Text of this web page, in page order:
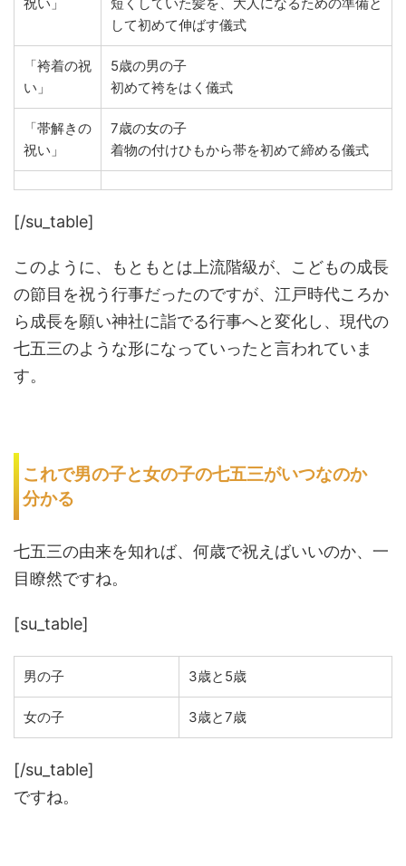
して初めて伸ばす儀式
「袴着の祝
い」
5歳の男の子
初めて袴をはく儀式
「帯解きの
祝い」
7歳の女の子
着物の付けひもから帯を初めて締める儀式
[/su_table]
このように、もともとは上流階級が、こどもの成長
の節目を祝う行事だったのですが、江戸時代ころか
ら成長を願い神社に詣でる行事へと変化し、現代の
七五三のような形になっていったと言われていま
す。
これで男の子と女の子の七五三がいつなのか
分かる
七五三の由来を知れば、何歳で祝えばいいのか、一
目瞭然ですね。
[su_table]
男の子 3歳と5歳
女の子 3歳と7歳
[/su_table]
ですね。